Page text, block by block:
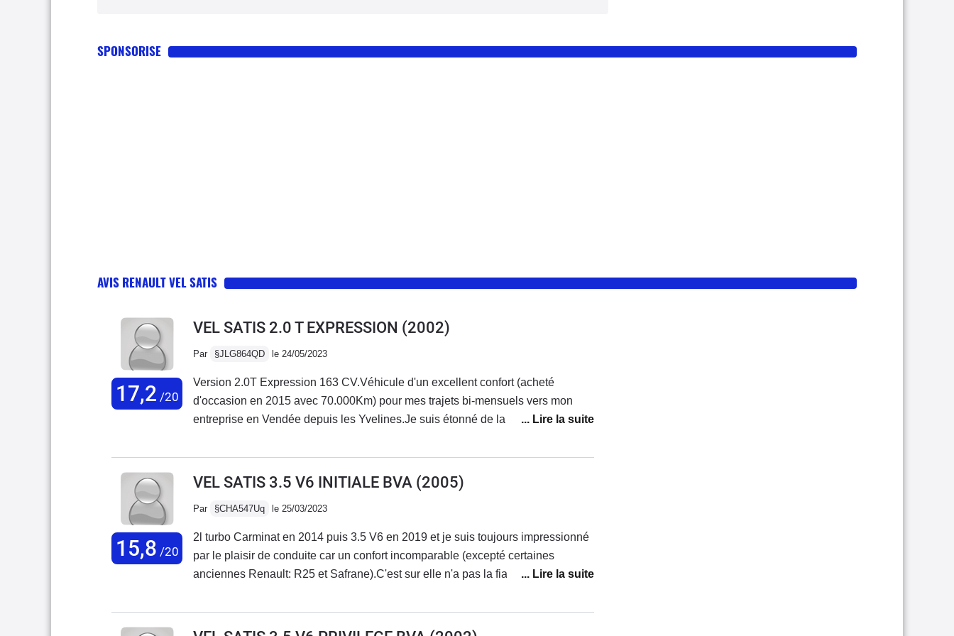
SPONSORISE
AVIS RENAULT VEL SATIS
17,2 /20
VEL SATIS 2.0 T EXPRESSION (2002)
Par §JLG864QD le 24/05/2023
Version 2.0T Expression 163 CV.Véhicule d'un excellent confort (acheté
d'occasion en 2015 avec 70.000Km) pour mes trajets bi-mensuels vers mon
entreprise en Vendée depuis les Yvelines.Je suis étonné de la remarque
kms (très peu de ville et donc de rond-points ravageurs de pneus il est vrai !)A
souligner le silence remarquable de fonctionnement de cette version 2.0T
essence qui permet d'emmener la voiture avec suffisamment d'allant.Bilan, pour
un véhicule acheté 7.000€ à 72.000 kms je ne trouvais pas de meilleur rapport
qualité/prix.
15,8 /20
VEL SATIS 3.5 V6 INITIALE BVA (2005)
Par §CHA547Uq le 25/03/2023
2l turbo Carminat en 2014 puis 3.5 V6 en 2019 et je suis toujours impressionné
par le plaisir de conduite car un confort incomparable (excepté certaines
anciennes Renault: R25 et Safrane).C'est sur elle n'a pas la fiabilité attendue au
2014 en version essence.Je me demande si ma prochaine ne serait pas un V6
millésime 2010....